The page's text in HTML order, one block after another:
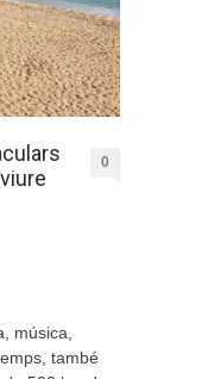
0
música,
també